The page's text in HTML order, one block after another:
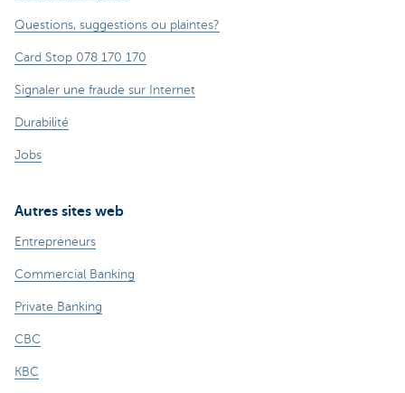
Questions, suggestions ou plaintes?
Card Stop 078 170 170
Signaler une fraude sur Internet
Durabilité
Jobs
Autres sites web
Entrepreneurs
Commercial Banking
Private Banking
CBC
KBC